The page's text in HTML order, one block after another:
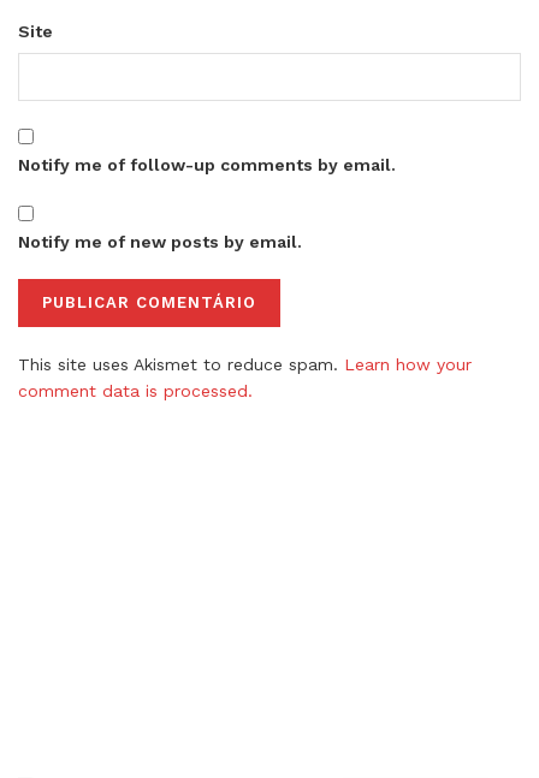
Site
Notify me of follow-up comments by email.
Notify me of new posts by email.
This site uses Akismet to reduce spam. Learn how your
comment data is processed.